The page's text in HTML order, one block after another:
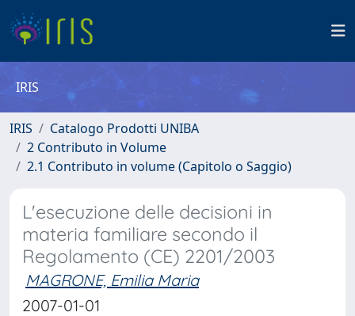
IRIS
IRIS
Catalogo Prodotti UNIBA
2 Contributo in Volume
2.1 Contributo in volume (Capitolo o Saggio)
L'esecuzione delle decisioni in
materia familiare secondo il
Regolamento (CE) 2201/2003
MAGRONE, Emilia Maria
2007-01-01